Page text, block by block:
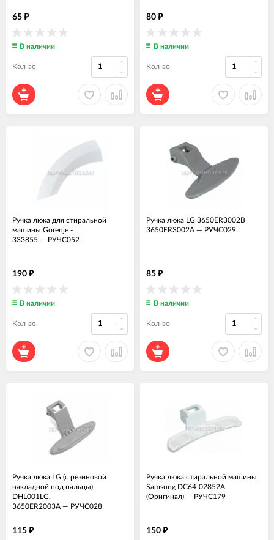
65 ₽
В наличии
Кол-во
80 ₽
В наличии
Кол-во
Ручка люка для стиральной
машины Gorenje -
333855 — РУЧС052
190 ₽
В наличии
Кол-во
Ручка люка LG 3650ER3002B
3650ER3002A — РУЧС029
85 ₽
В наличии
Кол-во
Ручка люка LG (с резиновой
накладной под пальцы),
DHL001LG,
3650ER2003A — РУЧС028
115 ₽
Ручка люка стиральной машины
Samsung DC64-02852A
(Оригинал) — РУЧС179
150 ₽